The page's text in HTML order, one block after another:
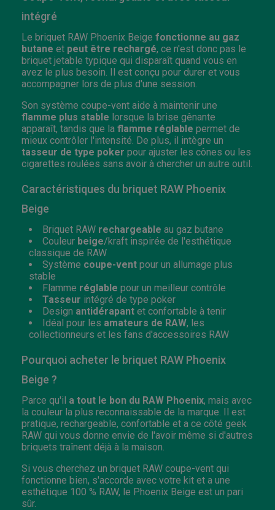
intégré
Le briquet RAW Phoenix Beige fonctionne au gaz
butane et peut être rechargé, ce n'est donc pas le
briquet jetable typique qui disparaît quand vous en
avez le plus besoin. Il est conçu pour durer et vous
accompagner lors de plus d'une session.
Son système coupe-vent aide à maintenir une
flamme plus stable lorsque la brise gênante
apparaît, tandis que la flamme réglable permet de
mieux contrôler l'intensité. De plus, il intègre un
tasseur de type poker pour ajuster les cônes ou les
cigarettes roulées sans avoir à chercher un autre outil.
Caractéristiques du briquet RAW Phoenix
Beige
Briquet RAW rechargeable au gaz butane
Couleur beige/kraft inspirée de l'esthétique
classique de RAW
Système coupe-vent pour un allumage plus
stable
Flamme réglable pour un meilleur contrôle
Tasseur intégré de type poker
Design antidérapant et confortable à tenir
Idéal pour les amateurs de RAW, les
collectionneurs et les fans d'accessoires RAW
Pourquoi acheter le briquet RAW Phoenix
Beige ?
Parce qu'il a tout le bon du RAW Phoenix, mais avec
la couleur la plus reconnaissable de la marque. Il est
pratique, rechargeable, confortable et a ce côté geek
RAW qui vous donne envie de l'avoir même si d'autres
briquets traînent déjà à la maison.
Si vous cherchez un briquet RAW coupe-vent qui
fonctionne bien, s'accorde avec votre kit et a une
esthétique 100 % RAW, le Phoenix Beige est un pari
sûr.